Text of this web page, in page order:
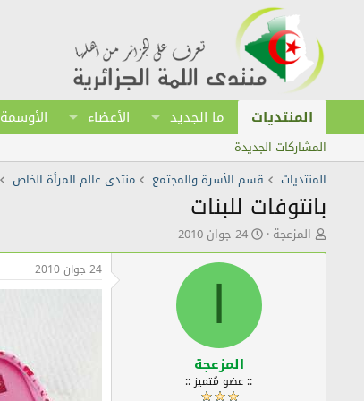
المنتديات ما الجديد الأعضاء الأوسمة
المشاركات الجديدة
المنتديات
قسم الأسرة والمجتمع منتدى عالم المرأة الخاص
بانتوفات للبنات
ك
ا
المزعجة ت
ا
ر
ي
ن
ش
ر
24 جوان 2010
المزعجة
:: عضو مُتميز ::
24 جوان 2010